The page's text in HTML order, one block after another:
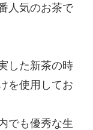
人気のお茶で
した新茶の時
を使用してお
でも優秀な生